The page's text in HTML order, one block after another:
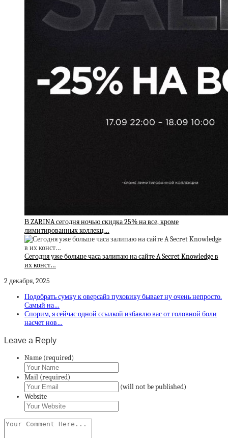
В ZARINA сегодня ночью скидка 25% на все, кроме
лимитированных коллекц…
Сегодня уже больше часа залипаю на сайте A Secret Knowledge в
их конст…
2 декабря, 2025
Подобрать сумку к оверсайз пуховику бывает ну очень непросто.
Самый на…
Спорим, я сейчас одной ссылкой избавлю вас от головной боли
насчет нов…
Leave a Reply
Name (required)
Mail (required)
(will not be published)
Website